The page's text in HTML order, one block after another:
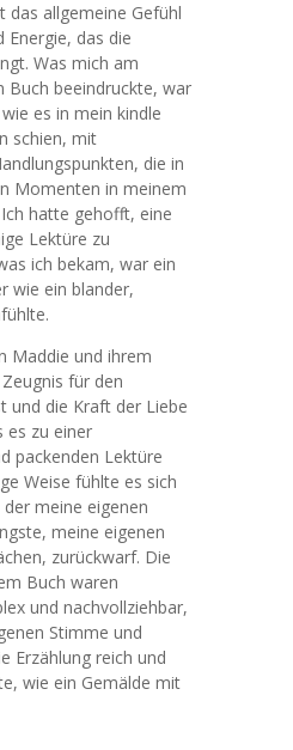
das allgemeine Gefühl
Energie, das die
Was mich am
Buch beeindruckte, war
es in mein kindle
schien, mit
die in
Momenten in meinem
hatte gehofft, eine
Lektüre zu
ich bekam, war ein
wie ein blander,
Maddie und ihrem
für den
und die Kraft der Liebe
es zu einer
packenden Lektüre
Weise fühlte es sich
meine eigenen
meine eigenen
zurückwarf. Die
Buch waren
und nachvollziehbar,
Stimme und
Erzählung reich und
wie ein Gemälde mit